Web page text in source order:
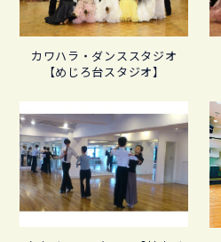
カワハラ・ダンススタジオ
【めじろ台スタジオ】